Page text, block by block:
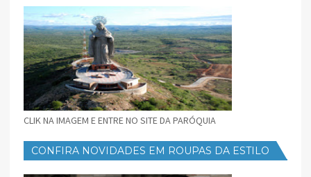
CLIK NA IMAGEM E ENTRE NO SITE DA PARÓQUIA
CONFIRA NOVIDADES EM ROUPAS DA ESTILO